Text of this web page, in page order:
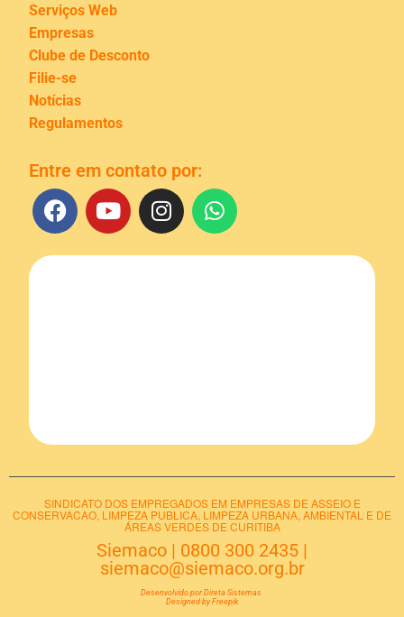
Serviços Web
Empresas
Clube de Desconto
Filie-se
Notícias
Regulamentos
Entre em contato por:
SINDICATO DOS EMPREGADOS EM EMPRESAS DE ASSEIO E
CONSERVACAO, LIMPEZA PUBLICA, LIMPEZA URBANA, AMBIENTAL E DE
ÁREAS VERDES DE CURITIBA
Siemaco | 0800 300 2435 |
siemaco@siemaco.org.br
Desenvolvido por Direta Sistemas
Designed by Freepik